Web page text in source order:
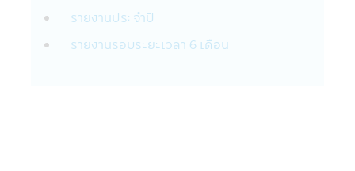
• บริหารจัดการสินค้าและบริการทางการเงิน
เช่น หน่วยลงทุนกองทุนรวมที่ทางบริษัทนำเสนอ
รายงานประจำปี
รายงานรอบระยะเวลา 6 เดือน